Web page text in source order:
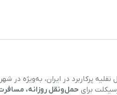
پرکاربرد در ایران، به‌ویژه در
برای حمل‌ونقل روزانه،